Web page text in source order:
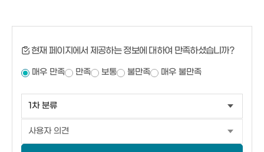
현재 페이지에서 제공하는 정보에 대하여 만족하셨습니까?
매우 만족 만족 보통 불만족 매우 불만족